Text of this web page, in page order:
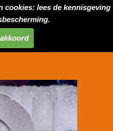
cookies: lees de kennisgeving